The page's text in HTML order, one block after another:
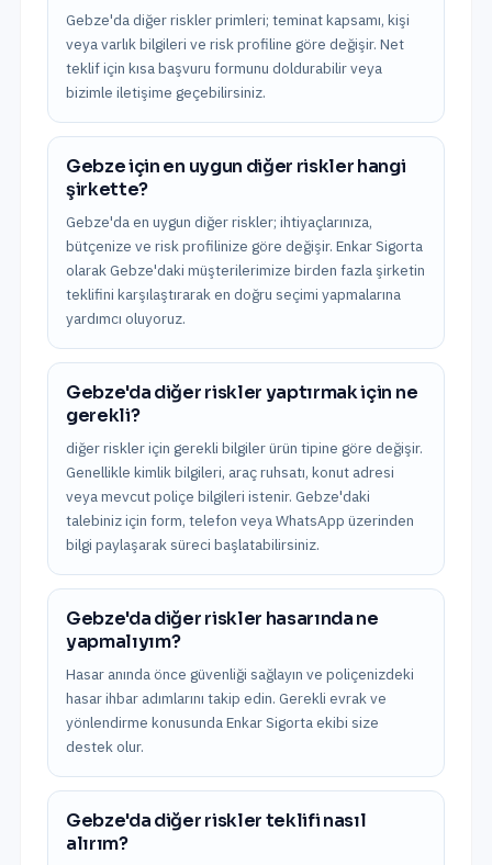
Gebze'da diğer riskler primleri; teminat kapsamı, kişi
veya varlık bilgileri ve risk profiline göre değişir. Net
teklif için kısa başvuru formunu doldurabilir veya
bizimle iletişime geçebilirsiniz.
Gebze için en uygun diğer riskler hangi
şirkette?
Gebze'da en uygun diğer riskler; ihtiyaçlarınıza,
bütçenize ve risk profilinize göre değişir. Enkar Sigorta
olarak Gebze'daki müşterilerimize birden fazla şirketin
teklifini karşılaştırarak en doğru seçimi yapmalarına
yardımcı oluyoruz.
Gebze'da diğer riskler yaptırmak için ne
gerekli?
diğer riskler için gerekli bilgiler ürün tipine göre değişir.
Genellikle kimlik bilgileri, araç ruhsatı, konut adresi
veya mevcut poliçe bilgileri istenir. Gebze'daki
talebiniz için form, telefon veya WhatsApp üzerinden
bilgi paylaşarak süreci başlatabilirsiniz.
Gebze'da diğer riskler hasarında ne
yapmalıyım?
Hasar anında önce güvenliği sağlayın ve poliçenizdeki
hasar ihbar adımlarını takip edin. Gerekli evrak ve
yönlendirme konusunda Enkar Sigorta ekibi size
destek olur.
Gebze'da diğer riskler teklifi nasıl
alırım?